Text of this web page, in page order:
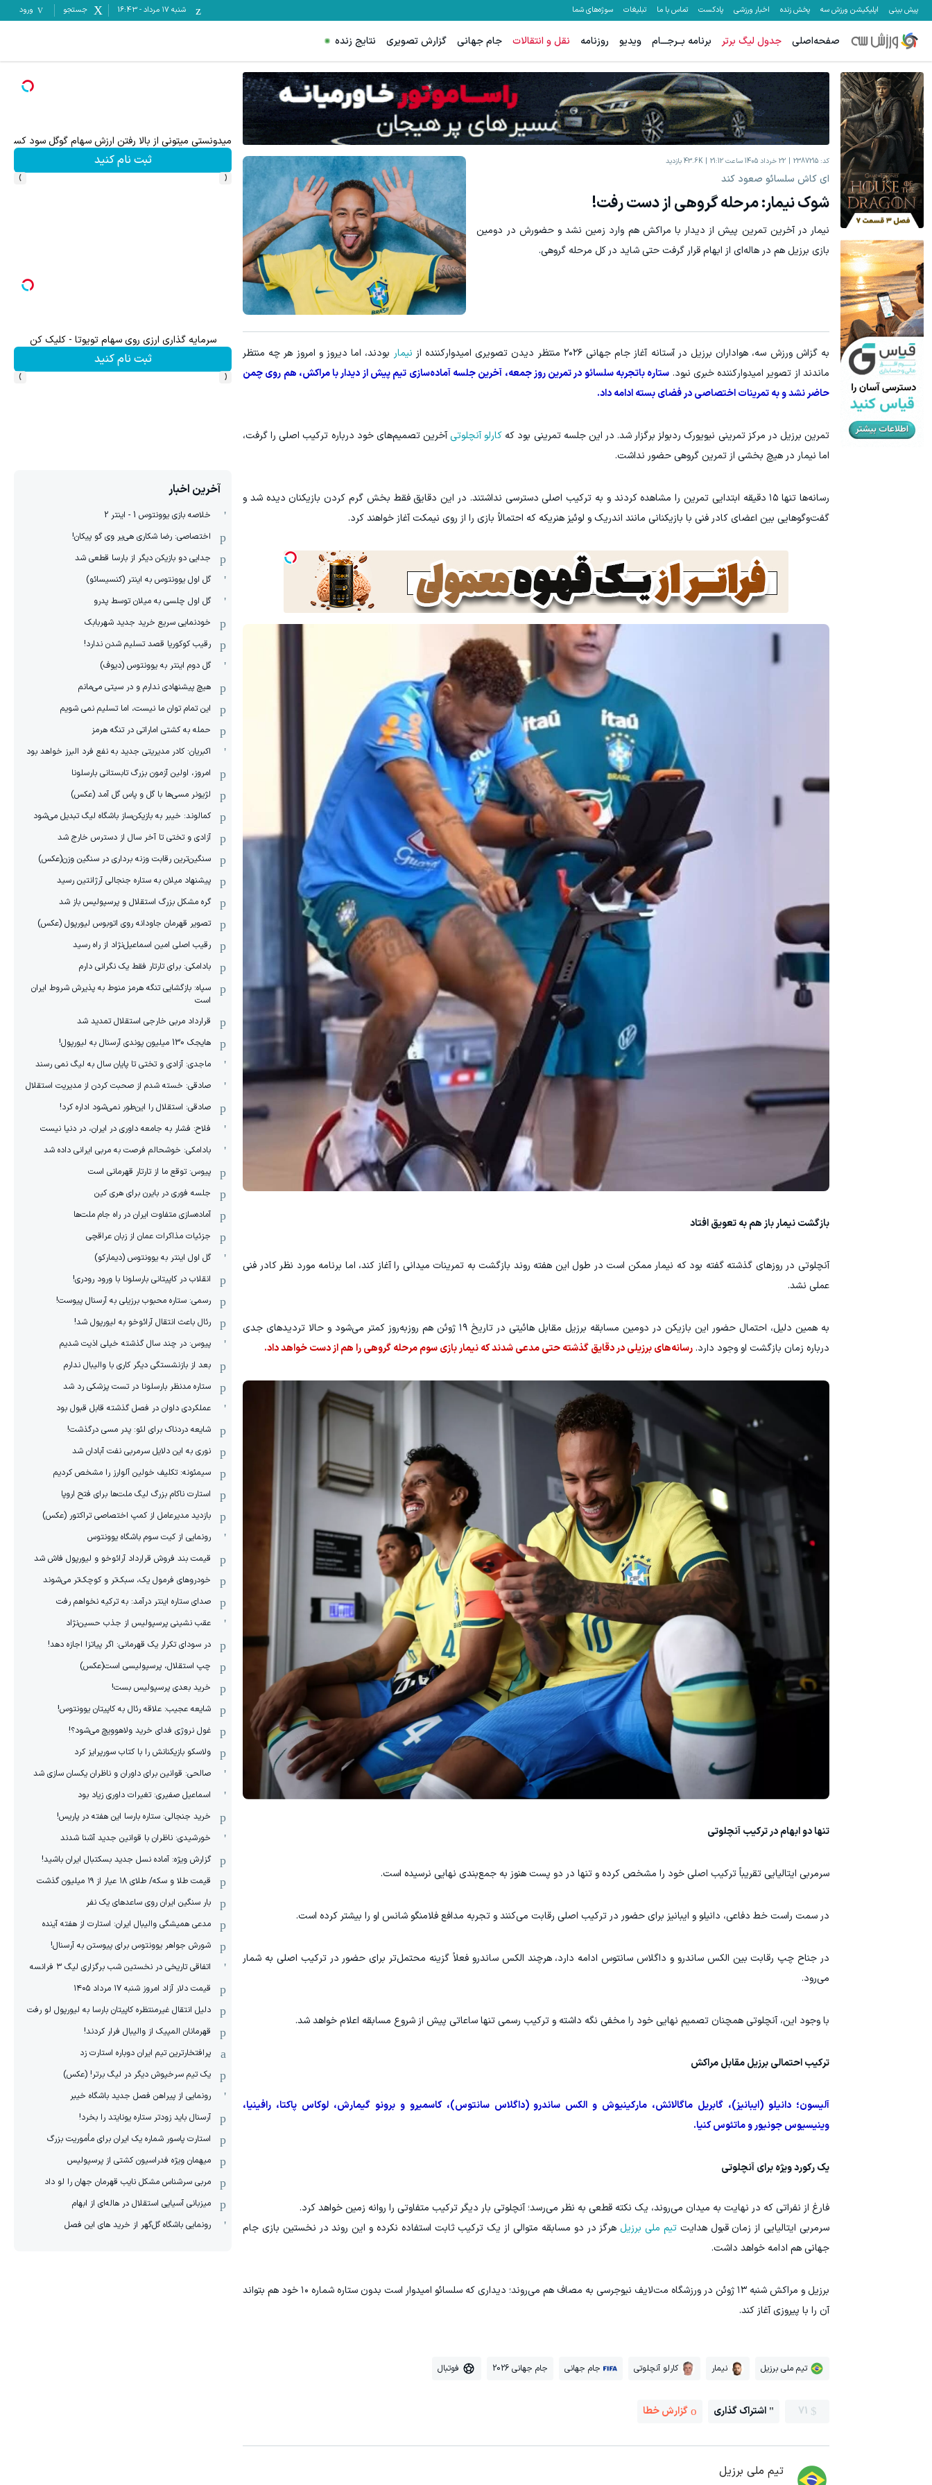
پیش بینی اپلیکیشن ورزش سه پخش زنده اخبار ورزشی پادکست تماس با ما تبلیغات سوژه‌های شما شنبه ۱۷ مرداد -
16:43 جستجو ورود
صفحه‌اصلی جدول لیگ برتر برنامه بــرجـــام ویدیو روزنامه نقل و انتقالات جام جهانی گزارش تصویری نتایج زنده
کد: 2387215 22 خرداد 1405 ساعت 21:12 43.6K بازدید
ای کاش سلسائو صعود کند
شوک نیمار: مرحله گروهی از دست رفت!
نیمار در آخرین تمرین پیش از دیدار با مراکش هم وارد زمین نشد و حضورش در دومین
بازی برزیل هم در هاله‌ای از ابهام قرار گرفت حتی شاید در کل مرحله گروهی.
به گزاش ورزش سه، هواداران برزیل در آستانه آغاز جام جهانی ۲۰۲۶ منتظر دیدن تصویری امیدوارکننده از نیمار بودند، اما دیروز و امروز هر چه منتظر
ماندند از تصویر امیدوارکننده خبری نبود. ستاره باتجربه سلسائو در تمرین روز جمعه، آخرین جلسه آماده‌سازی تیم پیش از دیدار با مراکش، هم روی چمن
حاضر نشد و به تمرینات اختصاصی در فضای بسته ادامه داد.
تمرین برزیل در مرکز تمرینی نیویورک ردبولز برگزار شد. در این جلسه تمرینی بود که کارلو آنچلوتیآخرین تصمیم‌های خود درباره ترکیب اصلی را گرفت،
اما نیمار در هیچ بخشی از تمرین گروهی حضور نداشت.
رسانه‌ها تنها ۱۵ دقیقه ابتدایی تمرین را مشاهده کردند و به ترکیب اصلی دسترسی نداشتند. در این دقایق فقط بخش گرم کردن بازیکنان دیده شد و
گفت‌وگوهایی بین اعضای کادر فنی با بازیکنانی مانند اندریک و لوئیز هنریکه که احتمالاً بازی را از روی نیمکت آغاز خواهند کرد.
بازگشت نیمار باز هم به تعویق افتاد
آنچلوتی در روزهای گذشته گفته بود که نیمار ممکن است در طول این هفته روند بازگشت به تمرینات میدانی را آغاز کند، اما برنامه مورد نظر کادر فنی
عملی نشد.
به همین دلیل، احتمال حضور این بازیکن در دومین مسابقه برزیل مقابل هائیتی در تاریخ ۱۹ ژوئن هم روزبه‌روز کمتر می‌شود و حالا تردیدهای جدی
درباره زمان بازگشت او وجود دارد.رسانه‌های برزیلی در دقایق گذشته حتی مدعی شدند که نیمار بازی سوم مرحله گروهی را هم از دست خواهد داد.
تنها دو ابهام در ترکیب آنچلوتی
سرمربی ایتالیایی تقریباً ترکیب اصلی خود را مشخص کرده و تنها در دو پست هنوز به جمع‌بندی نهایی نرسیده است.
در سمت راست خط دفاعی، دانیلو و ایبانیز برای حضور در ترکیب اصلی رقابت می‌کنند و تجربه مدافع فلامنگو شانس او را بیشتر کرده است.
در جناح چپ رقابت بین الکس ساندرو و داگلاس سانتوس ادامه دارد، هرچند الکس ساندرو فعلاً گزینه محتمل‌تر برای حضور در ترکیب اصلی به شمار
می‌رود.
با وجود این، آنچلوتی همچنان تصمیم نهایی خود را مخفی نگه داشته و ترکیب رسمی تنها ساعاتی پیش از شروع مسابقه اعلام خواهد شد.
ترکیب احتمالی برزیل مقابل مراکش
آلیسون؛ دانیلو (ایبانیز)، گابریل ماگالائش، مارکینیوش و الکس ساندرو (داگلاس سانتوس)، کاسمیرو و برونو گیمارش، لوکاس پاکتا، رافینیا،
وینیسیوس جونیور و ماتئوس کنیا.
یک رکورد ویژه برای آنچلوتی
فارغ از نفراتی که در نهایت به میدان می‌روند، یک نکته قطعی به نظر می‌رسد؛ آنچلوتی بار دیگر ترکیب متفاوتی را روانه زمین خواهد کرد.
سرمربی ایتالیایی از زمان قبول هدایتتیم ملی برزیل هرگز در دو مسابقه متوالی از یک ترکیب ثابت استفاده نکرده و این روند در نخستین بازی جام
جهانی هم ادامه خواهد داشت.
برزیل و مراکش شنبه ۱۳ ژوئن در ورزشگاه مت‌لایف نیوجرسی به مصاف هم می‌روند؛ دیداری که سلسائو امیدوار است بدون ستاره شماره ۱۰ خود هم بتواند
آن را با پیروزی آغاز کند.
تیم ملی برزیل نیمار کارلو آنچلوتی جام جهانی جام جهانی 2026 فوتبال
71 اشتراک گذاری گزارش خطا
تیم ملی برزیل
میدونستی میتونی از بالا رفتن ارزش سهام گوگل سود کسب
ثبت نام کنید
‹
›
سرمایه گذاری ارزی روی سهام تویوتا - کلیک کن
ثبت نام کنید
‹
›
آخرین اخبار
خلاصه بازی یوونتوس 1 - اینتر 2
اختصاصی: رضا شکاری هی‌یر وی‌ گو پیکان!
جدایی دو بازیکن دیگر از بارسا قطعی شد
گل اول یوونتوس به اینتر (کنسیسائو)
گل اول چلسی به میلان توسط پدرو
خودنمایی سریع خرید جدید شهربابک
رقیب کوکوریا قصد تسلیم شدن ندارد!
گل دوم اینتر به یوونتوس (دیوف)
هیچ پیشنهادی ندارم و در سیتی می‌مانم
این تمام توان ما نیست، اما تسلیم نمی شویم
حمله به کشتی اماراتی در تنگه هرمز
اکبریان: کادر مدیریتی جدید به نفع فرد البرز خواهد بود
امروز، اولین آزمون بزرگ تابستانی بارسلونا
لژیونر مسی‌ها با گل و پاس گل آمد (عکس)
کمالوند: خیبر به بازیکن‌ساز باشگاه لیگ تبدیل می‌شود
آزادی و تختی تا آخر سال از دسترس خارج شد
سنگین‌ترین رقابت وزنه برداری در سنگین وزن(عکس)
پیشنهاد میلان به ستاره جنجالی آرژانتین رسید
گره مشکل بزرگ استقلال و پرسپولیس باز شد
تصویر قهرمان جاودانه روی اتوبوس لیورپول (عکس)
رقیب اصلی امین اسماعیل‌نژاد از راه رسید
بادامکی: برای تارتار فقط یک نگرانی دارم
سپاه: بازگشایی تنگه هرمز منوط به پذیرش شروط ایران
است
قرارداد مربی خارجی استقلال تمدید شد
هایجک 130 میلیون پوندی آرسنال به لیورپول!
ماجدی: آزادی و تختی تا پایان سال به لیگ نمی رسند
صادقی: خسته شدم از صحبت کردن از مدیریت استقلال
صادقی: استقلال را این‌طور نمی‌شود اداره کرد!
فلاح: فشار به جامعه داوری در ایران، در دنیا نیست
بادامکی: خوشحالم فرصت به مربی ایرانی داده شد
پیوس: توقع ما از تارتار قهرمانی است
جلسه فوری در بایرن برای هری کین
آماده‌سازی متفاوت ایران در راه جام ملت‌ها
جزئیات مذاکرات عمان از زبان عراقچی
گل اول اینتر به یوونتوس (دیمارکو)
انقلاب در کاپیتانی بارسلونا با ورود رودری!
رسمی: ستاره محبوب برزیلی به آرسنال پیوست!
رئال باعث انتقال آرائوخو به لیورپول شد!
پیوس: در چند سال گذشته خیلی اذیت شدیم
بعد از بازنشستگی دیگر کاری با والیبال ندارم
ستاره مدنظر بارسلونا در تست پزشکی رد شد
عملکردی داوان در فصل گذشته قابل قبول بود
شایعه دردناک برای لئو: پدر مسی درگذشت!
نوری به این دلایل سرمربی نفت آبادان شد
سیمئونه: تکلیف خولین آلوارز را مشخص کردیم
استارت ناکام بزرگ لیگ ملت‌ها برای فتح اروپا
بازدید مدیرعامل از کمپ اختصاصی تراکتور (عکس)
رونمایی از کیت سوم باشگاه یوونتوس
قیمت بند فروش قرارداد آرائوخو و لیورپول فاش شد
خودروهای فرمول یک، سبک‌تر و کوچک‌تر می‌شوند
صدای ستاره اینتر درآمد: به ترکیه نخواهم رفت
عقب نشینی پرسپولیس از جذب حسین‌نژاد
در سودای تکرار یک قهرمانی: اگر پیاتزا اجازه دهد!
چپ استقلال، پرسپولیسی است(عکس)
خرید بعدی پرسپولیس بست!
شایعه عجیب: علاقه رئال به کاپیتان یوونتوس!
غول نروژی فدای خرید ولاهوویچ می‌شود؟!
ولاسکو بازیکنانش را با کتاب سورپرایز کرد
صالحی: قوانین برای داوران و ناظران یکسان سازی شد
اسماعیل صفیری: تغیرات داوری زیاد بود
خرید جنجالی: ستاره بارسا این هفته در پاریس!
خورشیدی: ناظران با قوانین جدید آشنا شدند
گزارش ویژه‌: آماده نسل جدید بسکتبال ایران باشید!
قیمت طلا و سکه/ طلای ۱۸ عیار از ۱۹ میلیون گذشت
بار سنگین ایران روی ساعدهای یک نفر
مدعی همیشگی والیبال ایران: استارت از هفته آینده
شورش جواهر یوونتوس برای پیوستن به آرسنال!
اتفاقی تاریخی در نخستین شب برگزاری لیگ ۳ فرانسه
قیمت دلار آزاد امروز شنبه ۱۷ مرداد ۱۴۰۵
دلیل انتقال غیرمنتظره کاپیتان بارسا به لیورپول لو رفت
قهرمانان المپیک از والیبال فرار کردند!
پرافتخارترین تیم ایران دوباره استارت زد
یک تیم سرخپوش دیگر در لیگ برتر! (عکس)
رونمایی از پیراهن فصل جدید باشگاه خیبر
آرسنال باید زودتر ستاره یونایتد را بخرد!
استارت پاسور شماره یک ایران برای مأموریت بزرگ
میهمان ویژه فدراسیون کشتی از پرسپولیس
مربی سرشناس مشکل نایب قهرمان جهان را لو داد
میزبانی آسیایی استقلال در هاله‌ای از ابهام
رونمایی باشگاه گل‌گهر از خرید های این فصل